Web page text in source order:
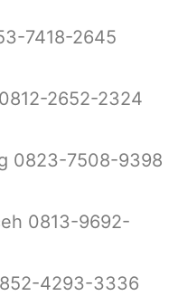
7418-2645
2652-2324
0823-7508-9398
0813-9692-
4293-3336